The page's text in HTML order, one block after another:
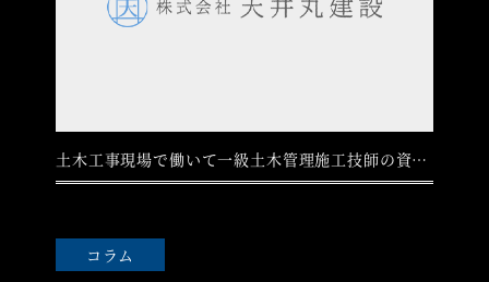
土木工事現場で働いて一級土木管理施工技師の資格を目指そう！
コラム